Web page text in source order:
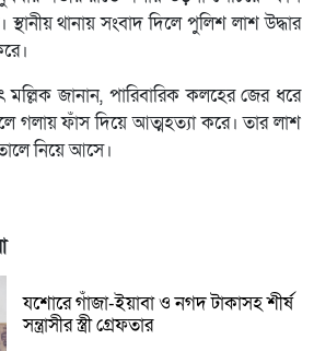
থানায় সংবাদ দিলে পুলিশ লাশ উদ্ধার
জানান, পারিবারিক কলহের জের ধরে
গলায় ফাঁস দিয়ে আত্মহত্যা করে। তার লাশ
নিয়ে আসে।
যশোরে গাঁজা-ইয়াবা ও নগদ টাকাসহ শীর্ষ
সন্ত্রাসীর স্ত্রী গ্রেফতার